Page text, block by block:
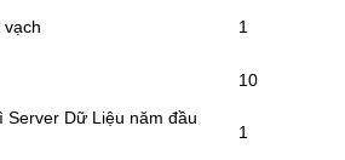
1
10
Server Dữ Liệu năm đầu
1